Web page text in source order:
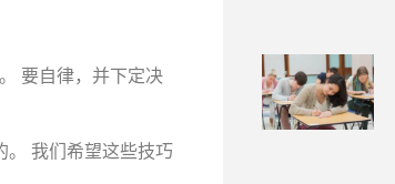
要自律，并下定决
。 我们希望这些技巧